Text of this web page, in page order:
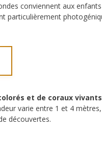
conviennent aux
particulièrement
et de coraux vivants
varie entre 1 et 4
découvertes.